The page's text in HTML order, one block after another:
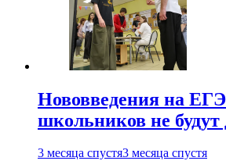
Нововведения на
школьников не будут
3 месяца спустя3 месяца спустя